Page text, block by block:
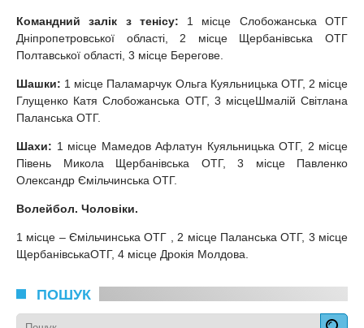
Командний залік з тенісу: 1 місце Слобожанська ОТГ
Дніпропетровської області, 2 місце Щербанівська ОТГ
Полтавської області, 3 місце Берегове.
Шашки: 1 місце Паламарчук Ольга Куяльницька ОТГ, 2 місце
Глущенко Катя Слобожанська ОТГ, 3 місцеШмалій Світлана
Паланська ОТГ.
Шахи: 1 місце Мамедов Афлатун Куяльницька ОТГ, 2 місце
Півень Микола Щербанівська ОТГ, 3 місце Павленко
Олександр Ємільчинська ОТГ.
Волейбол. Чоловіки.
1 місце – Ємільчинська ОТГ , 2 місце Паланська ОТГ, 3 місце
ЩербанівськаОТГ, 4 місце Дрокія Молдова.
ПОШУК